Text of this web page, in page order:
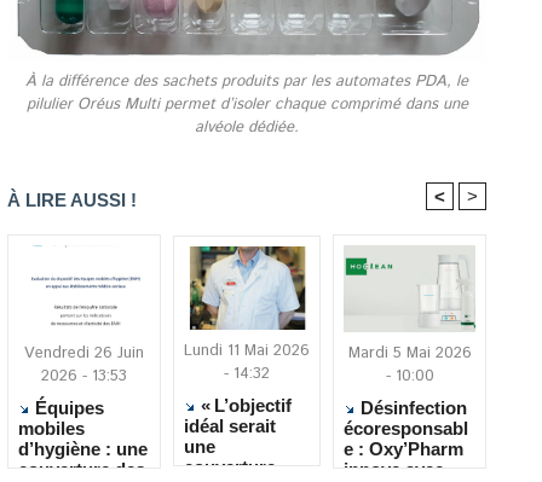
À la différence des sachets produits par les automates PDA, le
pilulier Oréus Multi permet d’isoler chaque comprimé dans une
alvéole dédiée.
À LIRE AUSSI ! < >
Vendredi 26 Juin
2026 - 13:53
Équipes
mobiles
d’hygiène : une
couverture des
Lundi 11 Mai 2026
- 14:32
« L’objectif
idéal serait
une
couverture
Mardi 5 Mai 2026
- 10:00
Désinfection
écoresponsabl
e : Oxy’Pharm
innove avec